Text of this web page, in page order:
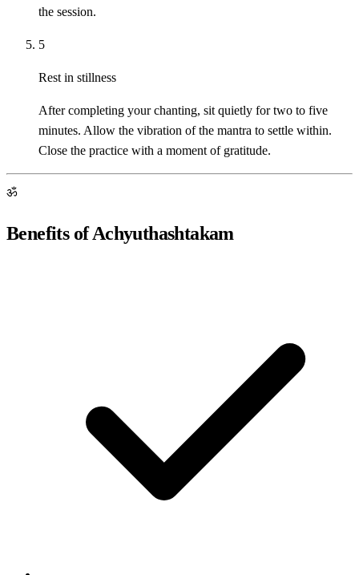
the session.
5
Rest in stillness
After completing your chanting, sit quietly for two to five
minutes. Allow the vibration of the mantra to settle within.
Close the practice with a moment of gratitude.
ॐ
Benefits of Achyuthashtakam